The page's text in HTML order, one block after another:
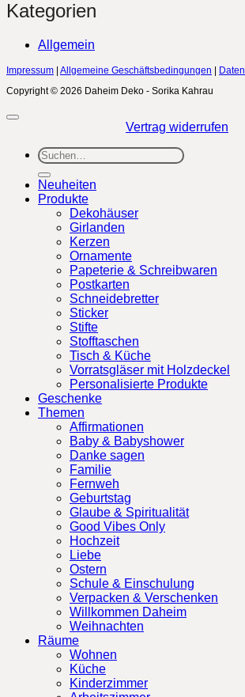
Kategorien
Allgemein
Impressum | Allgemeine Geschäftsbedingungen |
Copyright © 2026 Daheim Deko - Sorika Kahrau
Vertrag widerrufen
Suchen
nach:
Neuheiten
Produkte
Dekohäuser
Girlanden
Kerzen
Ornamente
Papeterie & Schreibwaren
Postkarten
Schneidebretter
Sticker
Stifte
Stofftaschen
Tisch & Küche
Vorratsgläser mit Holzdeckel
Personalisierte Produkte
Geschenke
Themen
Affirmationen
Baby & Babyshower
Danke sagen
Familie
Fernweh
Geburtstag
Glaube & Spiritualität
Good Vibes Only
Hochzeit
Liebe
Ostern
Schule & Einschulung
Verpacken & Verschenken
Willkommen Daheim
Weihnachten
Räume
Wohnen
Küche
Kinderzimmer